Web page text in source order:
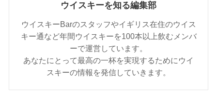
ウイスキーを知る編集部
ウイスキーBarのスタッフやイギリス在住のウイス
キー通など年間ウイスキーを100本以上飲むメンバ
ーで運営しています。
あなたにとって最高の一杯を実現するためにウイ
スキーの情報を発信していきます。